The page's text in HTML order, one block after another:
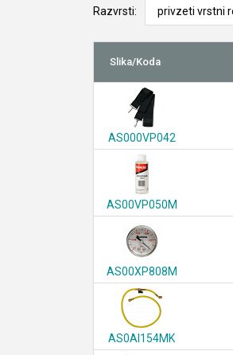
Razvrsti:
Slika/Koda
AS000VP042
AS00VP050M
AS00XP808M
AS0AI154MK